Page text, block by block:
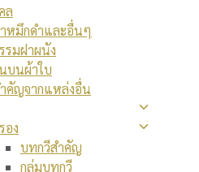
ล
หมึกดำและอื่นๆ
รมฝาผนัง
บนผ้าใบ
คัญจากแหล่งอื่น
อง
บทกวีสำคัญ
กลุ่มบทกวี